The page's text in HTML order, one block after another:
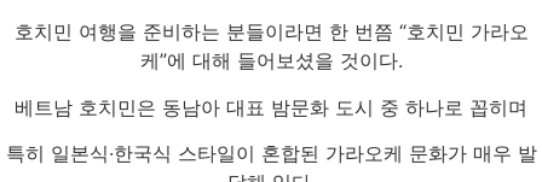
호치민 여행을 준비하는 분들이라면 한 번쯤 “호치민 가라오
케”에 대해 들어보셨을 것이다.
베트남 호치민은 동남아 대표 밤문화 도시 중 하나로 꼽히며
특히 일본식·한국식 스타일이 혼합된 가라오케 문화가 매우 발